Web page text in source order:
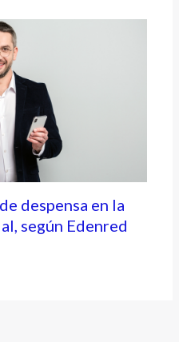
despensa en la
según Edenred